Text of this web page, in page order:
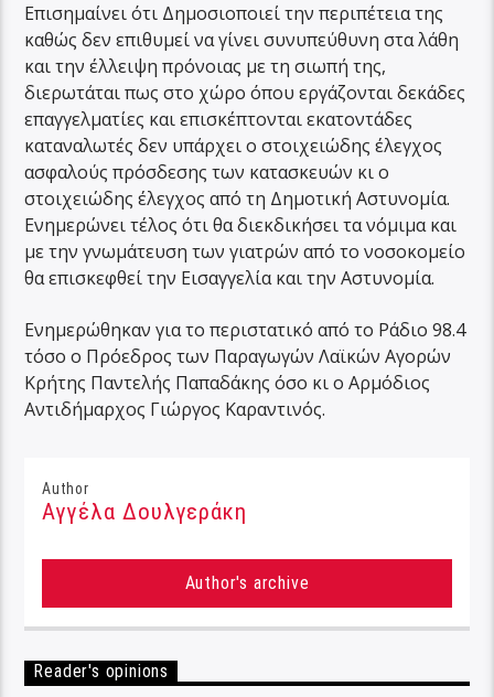
Επισημαίνει ότι Δημοσιοποιεί την περιπέτεια της
καθώς δεν επιθυμεί να γίνει συνυπεύθυνη στα λάθη
και την έλλειψη πρόνοιας με τη σιωπή της,
διερωτάται πως στο χώρο όπου εργάζονται δεκάδες
επαγγελματίες και επισκέπτονται εκατοντάδες
καταναλωτές δεν υπάρχει ο στοιχειώδης έλεγχος
ασφαλούς πρόσδεσης των κατασκευών κι ο
στοιχειώδης έλεγχος από τη Δημοτική Αστυνομία.
Ενημερώνει τέλος ότι θα διεκδικήσει τα νόμιμα και
με την γνωμάτευση των γιατρών από το νοσοκομείο
θα επισκεφθεί την Εισαγγελία και την Αστυνομία.
Ενημερώθηκαν για το περιστατικό από το Ράδιο 98.4
τόσο ο Πρόεδρος των Παραγωγών Λαϊκών Αγορών
Κρήτης Παντελής Παπαδάκης όσο κι ο Αρμόδιος
Αντιδήμαρχος Γιώργος Καραντινός.
Author
Αγγέλα Δουλγεράκη
Author's archive
Reader's opinions